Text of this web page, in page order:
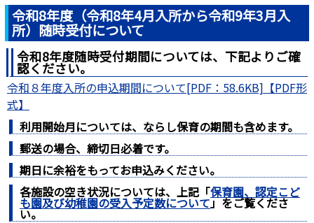
令和8年度（令和8年4月入所から令和9年3月入
所）随時受付について
令和8年度随時受付期間については、下記よりご確
認ください。
令和８年度入所の申込期間について[PDF：58.6KB]
利用開始月については、ならし保育の期間も含めます。
郵送の場合、締切日必着です。
期日に余裕をもってお申込みください。
各施設の空き状況については、上記「保育園、認定こど
も園及び幼稚園の受入予定数について」をご覧くださ
い。